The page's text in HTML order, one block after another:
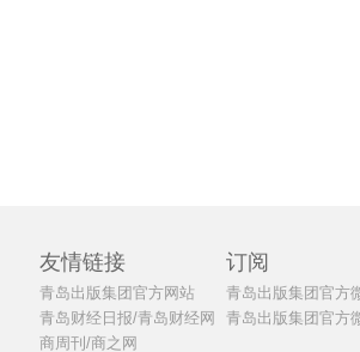
友情链接
青岛出版集团官方网站
青岛财经日报/青岛财经网
商周刊/商之网
订阅
青岛出版集团官方
青岛出版集团官方